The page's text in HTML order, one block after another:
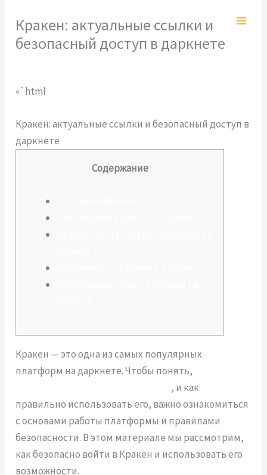
contenido
Кракен: актуальные ссылки и
безопасный доступ в даркнете
«`html
Кракен: актуальные ссылки и безопасный доступ в
даркнете
Содержание
Кракен — это одна из самых популярных
платформ на даркнете. Чтобы понять,
, и как
правильно использовать его, важно ознакомиться
с основами работы платформы и правилами
безопасности. В этом материале мы рассмотрим,
как безопасно войти в Кракен и использовать его
возможности.